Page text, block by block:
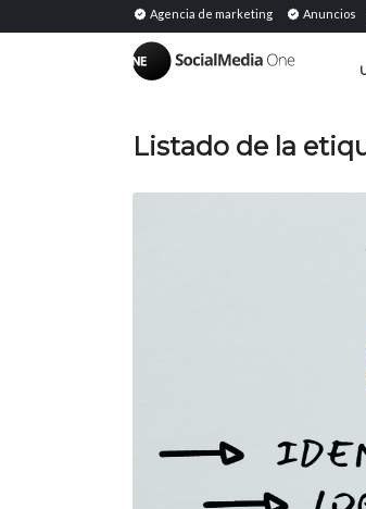
Agencia de marketing Anuncios
Medios compartidos: definición, importancia y estrategia en...
Listado de la